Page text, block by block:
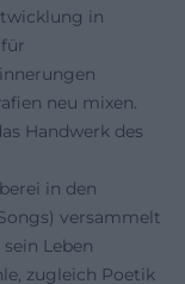
in
neu mixen.
Handwerk des
in den
versammelt
Leben
zugleich Poetik